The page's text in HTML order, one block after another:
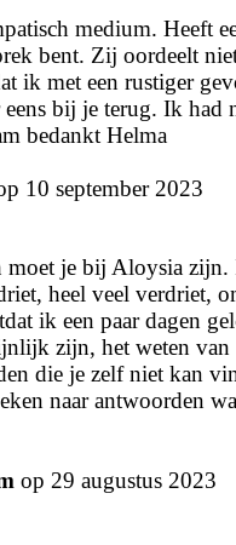
medium. Heeft
bent. Zij oordeelt
ik met een rustiger
bij je terug. Ik
bedankt Helma
10 september 2023
je bij Aloysia zijn.
heel veel verdriet,
ik een paar dagen
zijn, het weten van
die je zelf niet kan
naar antwoorden
op 29 augustus 2023